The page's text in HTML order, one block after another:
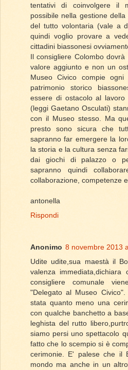
tentativi di coinvolgere il
possibile nella gestione
del tutto volontaria (vale a
quindi voglio provare a
cittadini biassonesi
Il consigliere Colombo
valore aggiunto e non un
Museo Civico compie
patrimonio storico
essere di ostacolo al
(leggi Gaetano Osculati)
con il Museo stesso. Ma
presto sono sicura che
sapranno far emergere la
la storia e la cultura senza
dai giochi di palazzo o
sapranno quindi
collaborazione, competenze
antonella
Rispondi
Anonimo 8 novembre 2013
Udite udite,sua maestà il
valenza
consigliere comunale
"Delegato al Museo
stata quanto meno una
con qualche banchetto a
leghista del rutto
siamo persi uno spettacolo
fatto che lo scempio si è
cerimonie. E' palese che il
mondo ma anche in un